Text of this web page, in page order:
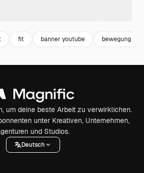
fit banner youtube bewegung
um deine beste Arbeit zu verwirklichen.
unter Kreativen, Unternehmen,
und Studios.
Deutsch